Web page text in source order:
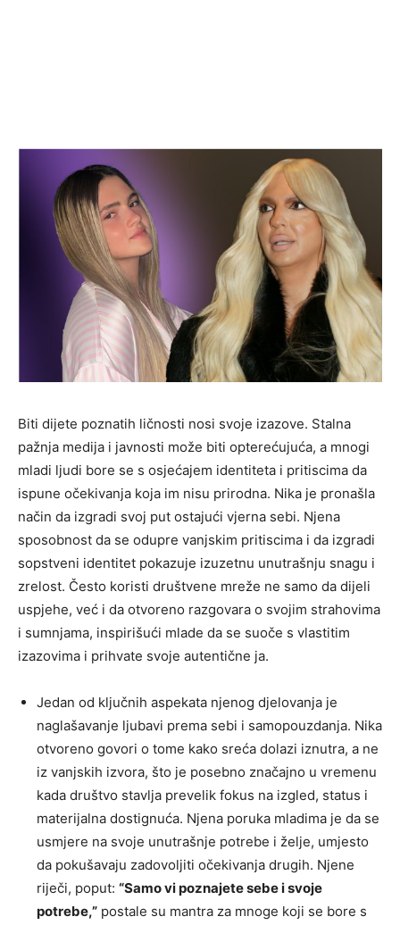
Biti dijete poznatih ličnosti nosi svoje izazove. Stalna
pažnja medija i javnosti može biti opterećujuća, a mnogi
mladi ljudi bore se s osjećajem identiteta i pritiscima da
ispune očekivanja koja im nisu prirodna. Nika je pronašla
način da izgradi svoj put ostajući vjerna sebi. Njena
sposobnost da se odupre vanjskim pritiscima i da izgradi
sopstveni identitet pokazuje izuzetnu unutrašnju snagu i
zrelost. Često koristi društvene mreže ne samo da dijeli
uspjehe, već i da otvoreno razgovara o svojim strahovima
i sumnjama, inspirišući mlade da se suoče s vlastitim
izazovima i prihvate svoje autentične ja.
Jedan od ključnih aspekata njenog djelovanja je
naglašavanje ljubavi prema sebi i samopouzdanja. Nika
otvoreno govori o tome kako sreća dolazi iznutra, a ne
iz vanjskih izvora, što je posebno značajno u vremenu
kada društvo stavlja prevelik fokus na izgled, status i
materijalna dostignuća. Njena poruka mladima je da se
usmjere na svoje unutrašnje potrebe i želje, umjesto
da pokušavaju zadovoljiti očekivanja drugih. Njene
riječi, poput: “Samo vi poznajete sebe i svoje
potrebe,” postale su mantra za mnoge koji se bore s